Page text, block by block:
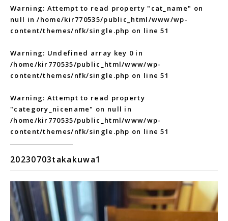
Warning: Attempt to read property "cat_name" on
null in/home/kir770535/public_html/www/wp-
content/themes/nfk/single.php on line51
Warning: Undefined array key 0 in
/home/kir770535/public_html/www/wp-
content/themes/nfk/single.php on line51
Warning: Attempt to read property
"category_nicename" on null in
/home/kir770535/public_html/www/wp-
content/themes/nfk/single.php on line51
20230703takakuwa1